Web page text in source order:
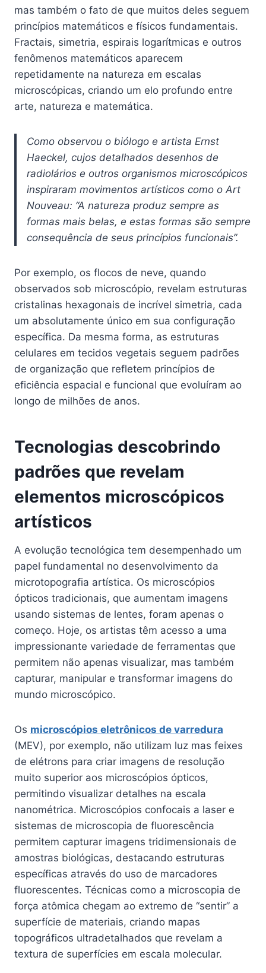
mas também o fato de que muitos deles seguem
princípios matemáticos e físicos fundamentais.
Fractais, simetria, espirais logarítmicas e outros
fenômenos matemáticos aparecem
repetidamente na natureza em escalas
microscópicas, criando um elo profundo entre
arte, natureza e matemática.
Como observou o biólogo e artista Ernst
Haeckel, cujos detalhados desenhos de
radiolários e outros organismos microscópicos
inspiraram movimentos artísticos como o Art
Nouveau: “A natureza produz sempre as
formas mais belas, e estas formas são sempre
consequência de seus princípios funcionais”.
Por exemplo, os flocos de neve, quando
observados sob microscópio, revelam estruturas
cristalinas hexagonais de incrível simetria, cada
um absolutamente único em sua configuração
específica. Da mesma forma, as estruturas
celulares em tecidos vegetais seguem padrões
de organização que refletem princípios de
eficiência espacial e funcional que evoluíram ao
longo de milhões de anos.
Tecnologias descobrindo
padrões que revelam
elementos microscópicos
artísticos
A evolução tecnológica tem desempenhado um
papel fundamental no desenvolvimento da
microtopografia artística. Os microscópios
ópticos tradicionais, que aumentam imagens
usando sistemas de lentes, foram apenas o
começo. Hoje, os artistas têm acesso a uma
impressionante variedade de ferramentas que
permitem não apenas visualizar, mas também
capturar, manipular e transformar imagens do
mundo microscópico.
Os microscópios eletrônicos de varredura
(MEV), por exemplo, não utilizam luz mas feixes
de elétrons para criar imagens de resolução
muito superior aos microscópios ópticos,
permitindo visualizar detalhes na escala
nanométrica. Microscópios confocais a laser e
sistemas de microscopia de fluorescência
permitem capturar imagens tridimensionais de
amostras biológicas, destacando estruturas
específicas através do uso de marcadores
fluorescentes. Técnicas como a microscopia de
força atômica chegam ao extremo de “sentir” a
superfície de materiais, criando mapas
topográficos ultradetalhados que revelam a
textura de superfícies em escala molecular.